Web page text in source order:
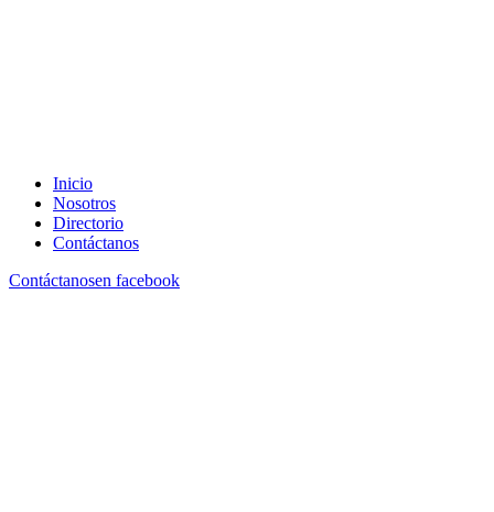
Inicio
Nosotros
Directorio
Contáctanos
Contáctanosen facebook